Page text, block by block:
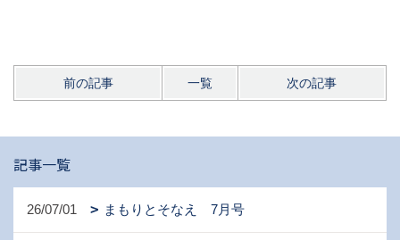
前の記事 一覧 次の記事
記事一覧
26/07/01 まもりとそなえ 7月号